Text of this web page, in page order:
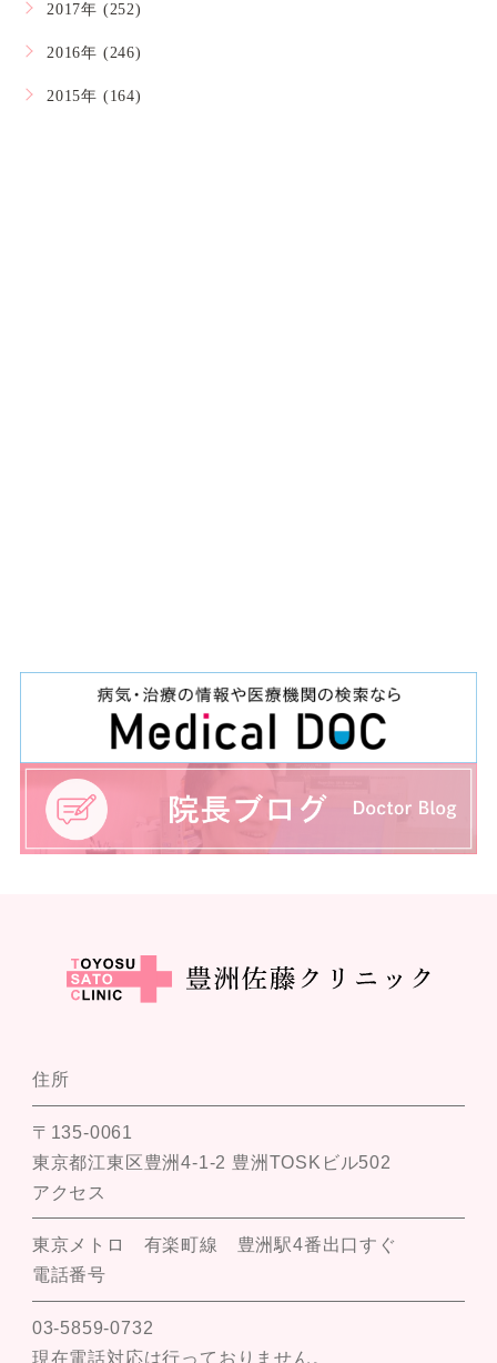
2017年 (252)
2016年 (246)
2015年 (164)
住所
〒135-0061
東京都江東区豊洲4-1-2 豊洲TOSKビル502
アクセス
東京メトロ 有楽町線 豊洲駅4番出口すぐ
電話番号
03-5859-0732
現在電話対応は行っておりません。